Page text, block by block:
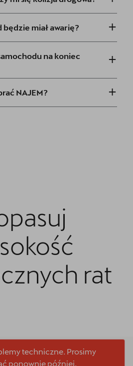
będzie miał awarię? +
na koniec
+
NAJEM? +
rat